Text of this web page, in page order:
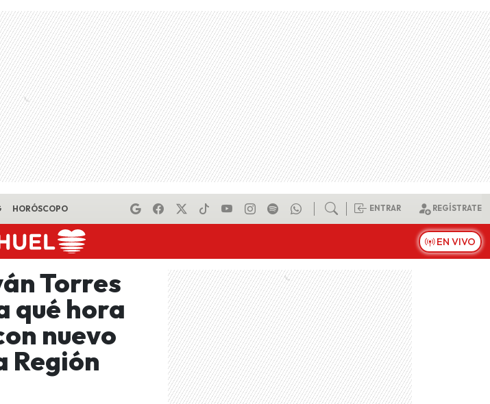
HORÓSCOPO ENTRAR REGÍSTRATE
EN VIVO
Torres
qué hora
nuevo
Región